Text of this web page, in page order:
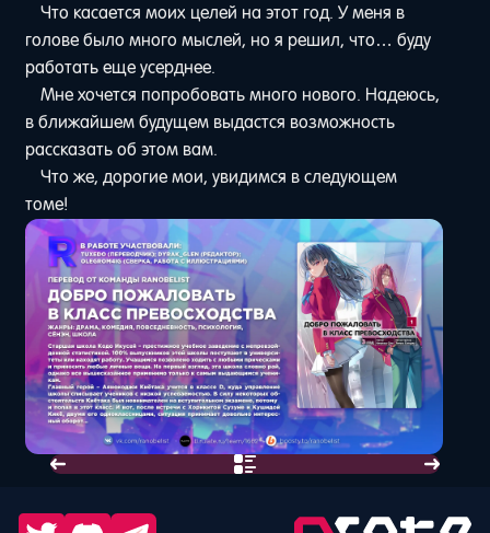
Что касается моих целей на этот год. У меня в
голове было много мыслей, но я решил, что… буду
работать еще усерднее.
Мне хочется попробовать много нового. Надеюсь,
в ближайшем будущем выдастся возможность
рассказать об этом вам.
Что же, дорогие мои, увидимся в следующем
томе!